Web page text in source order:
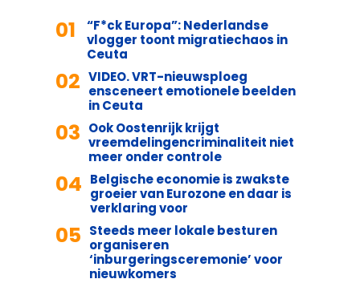
01
“F*ck Europa”: Nederlandse
vlogger toont migratiechaos in
Ceuta
02 VIDEO. VRT-nieuwsploeg
ensceneert emotionele beelden
in Ceuta
03 Ook Oostenrijk krijgt
vreemdelingencriminaliteit niet
meer onder controle
04 Belgische economie is zwakste
groeier van Eurozone en daar is
verklaring voor
05 Steeds meer lokale besturen
organiseren
‘inburgeringsceremonie’ voor
nieuwkomers